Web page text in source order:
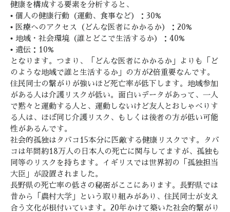
健康を構成する要素を分析すると、
• 個人の健康行動（運動、食事など）：30%
• 医療へのアクセス（どんな医者にかかるか）：20%
• 地域・社会環境（誰とどこで生活するか）：40%
• 遺伝：10%
となります。つまり、「どんな医者にかかるか」よりも「ど
のような地域で誰と生活するか」の方が2倍重要なんです。
住民同士の繋がりが強いほど死亡率が低下します。地域参加
がある人は介護リスクが低い。面白いデータがあって、一人
で黙々と運動する人と、運動しないけど友人とおしゃべりす
る人は、ほぼ同じ介護リスク、もしくは後者の方が低い可能
性があるんです。
社会的孤独はタバコ15本分に匹敵する健康リスクです。タバ
コは年間約18万人の日本人の死亡に関与してますが、孤独も
同等のリスクを持ちます。イギリスでは世界初の「孤独担当
大臣」が設置されました。
長野県の死亡率の低さの秘密がここにあります。長野県では
昔から「農村大学」という取り組みがあり、住民同士が支え
合う文化が根付いています。20年かけて築いた社会的繋がり